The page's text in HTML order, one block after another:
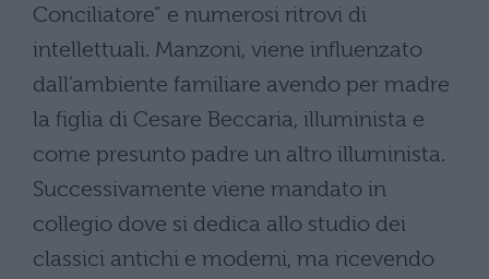
Conciliatore” e numerosi ritrovi di
intellettuali. Manzoni, viene influenzato
dall’ambiente familiare avendo per madre
la figlia di Cesare Beccaria, illuminista e
come presunto padre un altro illuminista.
Successivamente viene mandato in
collegio dove si dedica allo studio dei
classici antichi e moderni, ma ricevendo